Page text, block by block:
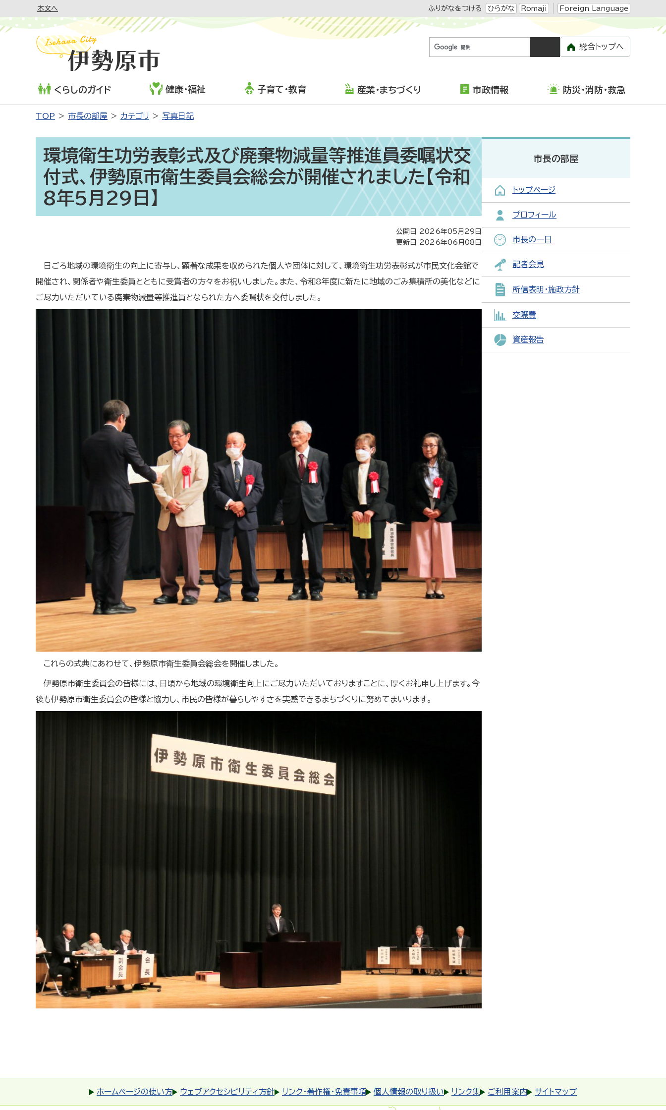
本文へ ふりがなをつける ひらがな Romaji Foreign Language
総合トップへ
くらしのガイド 健康・福祉 子育て・教育 産業・まちづくり 市政情報 防災・消防・救急
TOP 市長の部屋 カテゴリ 写真日記
環境衛生功労表彰式及び廃棄物減量等推進員委嘱状交
付式、伊勢原市衛生委員会総会が開催されました【令和
8年5月29日】
公開日 2026年05月29日
更新日 2026年06月08日
日ごろ地域の環境衛生の向上に寄与し、顕著な成果を収められた個人や団体に対して、環境衛生功労表彰式が市民文化会館で
開催され、関係者や衛生委員とともに受賞者の方々をお祝いしました。また、令和8年度に新たに地域のごみ集積所の美化などに
ご尽力いただいている廃棄物減量等推進員となられた方へ委嘱状を交付しました。
これらの式典にあわせて、伊勢原市衛生委員会総会を開催しました。
伊勢原市衛生委員会の皆様には、日頃から地域の環境衛生向上にご尽力いただいておりますことに、厚くお礼申し上げます。今
後も伊勢原市衛生委員会の皆様と協力し、市民の皆様が暮らしやすさを実感できるまちづくりに努めてまいります。
市長の部屋
トップページ
プロフィール
市長の一日
記者会見
所信表明・施政方針
交際費
資産報告
ホームページの使い方 ウェブアクセシビリティ方針 リンク・著作権・免責事項 個人情報の取り扱い リンク集 ご利用案内 サイトマップ